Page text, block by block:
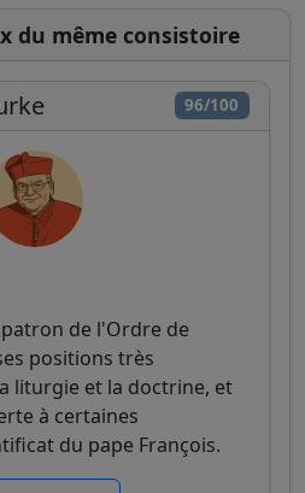
du même consistoire
96/100
de l'Ordre de
positions très
liturgie et la doctrine, et
à certaines
du pape François.